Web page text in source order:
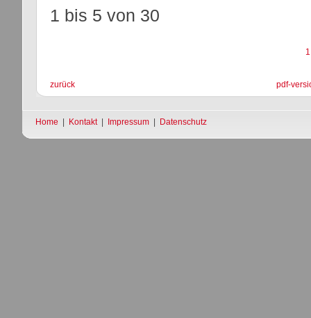
1 bis 5 von 30
1
zurück pdf-
Home | Kontakt| Impressum | Datenschutz